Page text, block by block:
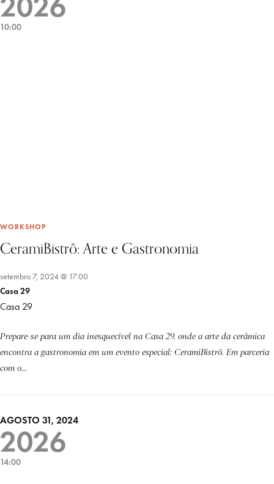
10:00
WORKSHOP
CeramiBistrô: Arte e Gastronomia
setembro 7, 2024 @ 17:00
Casa 29
Casa 29
Prepare-se para um dia inesquecível na Casa 29, onde a arte da cerâmica
encontra a gastronomia em um evento especial: CeramiBistrô. Em parceria
com o...
AGOSTO 31, 2024
2026
14:00